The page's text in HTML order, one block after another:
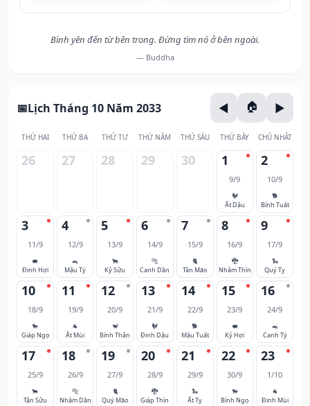
Bình yên đến từ bên trong. Đừng tìm nó ở bên ngoài.
— Buddha
Lịch Tháng 10 Năm 2033
THỨ HAI THỨ BA THỨ TƯ THỨ NĂM THỨ SÁU THỨ BẢY CHỦ NHẬT
26 27 28 29 30 1
9/9
🐓
Ất Dậu
2
10/9
🐕
Bính Tuất
3
11/9
🐖
Đinh Hợi
4
12/9
🐀
Mậu Tý
5
13/9
🐂
Kỷ Sửu
6
14/9
🐅
Canh Dần
7
15/9
🐈
Tân Mão
8
16/9
🐉
Nhâm Thìn
9
17/9
🐍
Quý Tỵ
10
18/9
🐎
Giáp Ngọ
11
19/9
🐐
Ất Mùi
12
20/9
🐒
Bính Thân
13
21/9
🐓
Đinh Dậu
14
22/9
🐕
Mậu Tuất
15
23/9
🐖
Kỷ Hợi
16
24/9
🐀
Canh Tý
17
25/9
🐂
Tân Sửu
18
26/9
🐅
Nhâm Dần
19
27/9
🐈
Quý Mão
20
28/9
🐉
Giáp Thìn
21
29/9
🐍
Ất Tỵ
22
30/9
🐎
Bính Ngọ
23
1/10
🐐
Đinh Mùi